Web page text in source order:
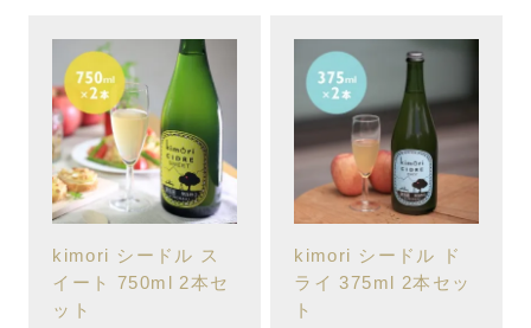
kimori シードル ス
イート 750ml 2本セ
ット
kimori シードル ド
ライ 375ml 2本セッ
ト